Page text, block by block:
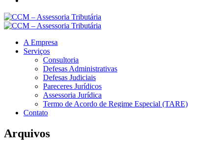
A Empresa
Serviços
Consultoria
Defesas Administrativas
Defesas Judiciais
Pareceres Jurídicos
Assessoria Jurídica
Termo de Acordo de Regime Especial (TARE)
Contato
Arquivos